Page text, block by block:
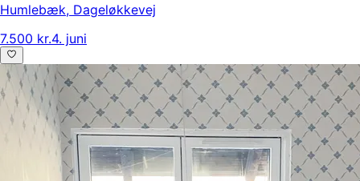
Humlebæk, Dageløkkevej
7.500 kr.4. juni